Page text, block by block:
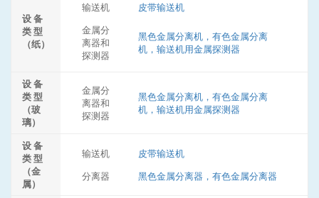
设 备
类 型
（纸）
输送机
皮带输送机
金属分
离器和
探测器
黑色金属分离机，有色金属分离
机，输送机用金属探测器
设 备
类 型
（玻
璃）
金属分
离器和
探测器
黑色金属分离机，有色金属分离
机，输送机用金属探测器
设 备
类 型
（金
属）
输送机
皮带输送机
分离器
黑色金属分离器，有色金属分离器